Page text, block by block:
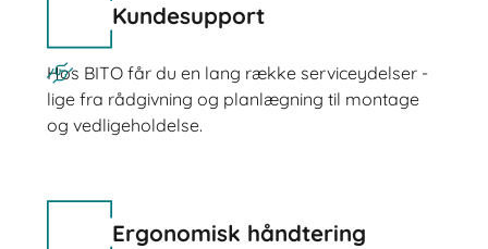
Kundesupport
Hos BITO får du en lang række serviceydelser -
lige fra rådgivning og planlægning til montage
og vedligeholdelse.
Ergonomisk håndtering